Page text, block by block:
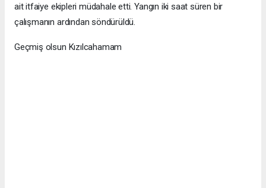
ait itfaiye ekipleri müdahale etti. Yangın iki saat süren bir
çalışmanın ardından söndürüldü.
Geçmiş olsun Kızılcahamam